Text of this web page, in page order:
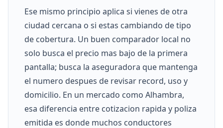
Ese mismo principio aplica si vienes de otra
ciudad cercana o si estas cambiando de tipo
de cobertura. Un buen comparador local no
solo busca el precio mas bajo de la primera
pantalla; busca la aseguradora que mantenga
el numero despues de revisar record, uso y
domicilio. En un mercado como Alhambra,
esa diferencia entre cotizacion rapida y poliza
emitida es donde muchos conductores